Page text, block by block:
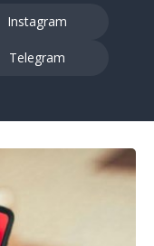
Instagram
Telegram